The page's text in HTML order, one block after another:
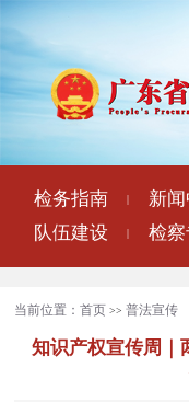
检务指南 新
队伍建设
检
当前位置：首页 >>普法宣传
知识产权宣传周｜